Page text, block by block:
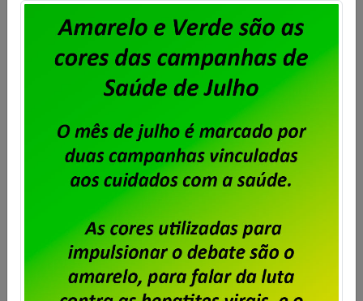
Unisys Brasil – Trabalhadores do RJ
aprovam proposta da empresa